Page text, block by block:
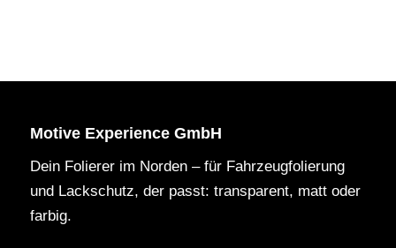
Motive Experience GmbH
Dein Folierer im Norden – für Fahrzeugfolierung
und Lackschutz, der passt: transparent, matt oder
farbig.